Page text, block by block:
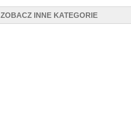
ZOBACZ INNE KATEGORIE